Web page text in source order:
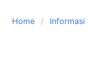
Home Informasi